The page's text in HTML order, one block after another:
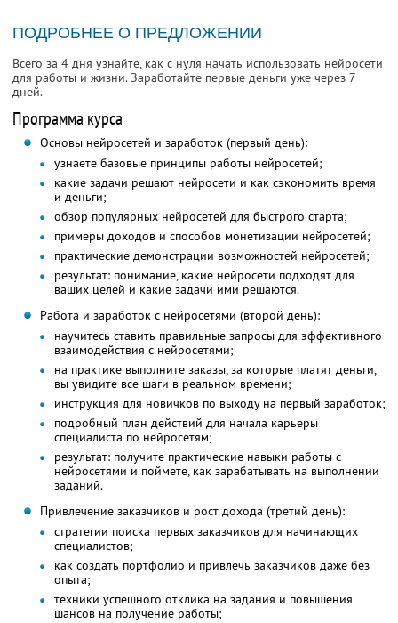
ПОДРОБНЕЕ О ПРЕДЛОЖЕНИИ
Всего за 4 дня узнайте, как с нуля начать использовать нейросети
для работы и жизни. Заработайте первые деньги уже через 7
дней.
Программа курса
Основы нейросетей и заработок (первый день):
узнаете базовые принципы работы нейросетей;
какие задачи решают нейросети и как сэкономить время
и деньги;
обзор популярных нейросетей для быстрого старта;
примеры доходов и способов монетизации нейросетей;
практические демонстрации возможностей нейросетей;
результат: понимание, какие нейросети подходят для
ваших целей и какие задачи ими решаются.
Работа и заработок с нейросетями (второй день):
научитесь ставить правильные запросы для эффективного
взаимодействия с нейросетями;
на практике выполните заказы, за которые платят деньги,
вы увидите все шаги в реальном времени;
инструкция для новичков по выходу на первый заработок;
подробный план действий для начала карьеры
специалиста по нейросетям;
результат: получите практические навыки работы с
нейросетями и поймете, как зарабатывать на выполнении
заданий.
Привлечение заказчиков и рост дохода (третий день):
стратегии поиска первых заказчиков для начинающих
специалистов;
как создать портфолио и привлечь заказчиков даже без
опыта;
техники успешного отклика на задания и повышения
шансов на получение работы;